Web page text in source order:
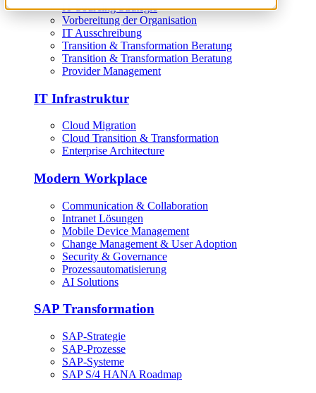
IT Sourcing Strategie
Vorbereitung der Organisation
IT Ausschreibung
Transition & Transformation Beratung
Transition & Transformation Beratung
Provider Management
IT Infrastruktur
Cloud Migration
Cloud Transition & Transformation
Enterprise Architecture
Modern Workplace
Communication & Collaboration
Intranet Lösungen
Mobile Device Management
Change Management & User Adoption
Security & Governance
Prozessautomatisierung
AI Solutions
SAP Transformation
SAP-Strategie
SAP-Prozesse
SAP-Systeme
SAP S/4 HANA Roadmap